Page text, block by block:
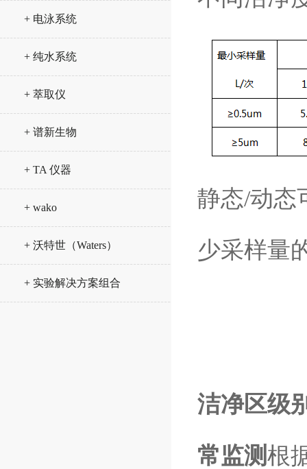
+ 电泳系统
+ 纯水系统
+ 萃取仪
+ 谱新生物
+ TA 仪器
+ wako
+ 沃特世（Waters）
+ 实验解决方案组合
静态/动态
少采样量
洁净区级
常监测根